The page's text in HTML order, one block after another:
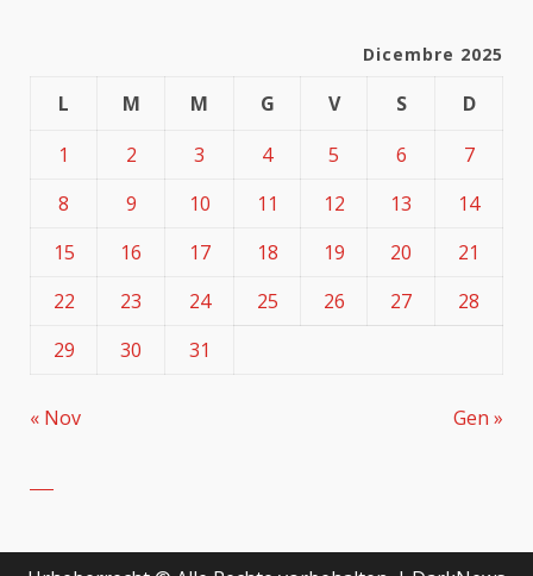
Dicembre 2025
L M M G V S
D
1
2 3 4 5 6
7
8
9 10 11 12 13
14
15
16 17 18 19 20
21
22
23 24 25 26 27
28
29
30 31
« Nov Gen »